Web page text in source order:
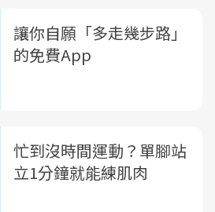
讓你自願「多走幾步路」
的免費App
忙到沒時間運動？單腳站
立1分鐘就能練肌肉